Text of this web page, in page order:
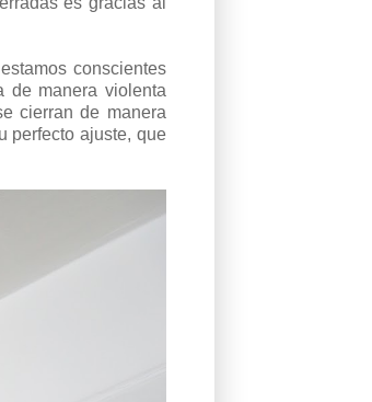
conscientes
de manera violenta
cierran de manera
perfecto ajuste, que